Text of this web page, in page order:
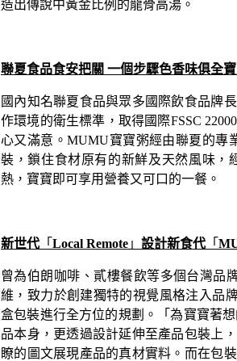
造出傳說中黃金比例的龍骨高湯。
聯夏食品食安把關 一個步驟色香味俱全寶
國內知名聯夏食品與眾多國際飲食品牌
作環境的衛生標準，取得國際FSSC
心又滿意。MUMU寶寶粥經由聯夏的專
裝，鎖住食材原有的新鮮及天然風味，
熱，寶寶即可享用營養又可口的一餐。
新世代 「 Local Remote 」 設計新食代 「
曾為伯朗咖啡、貳樓餐飲等多個台灣品
維，致力於創建獨特的視覺風格注入品
盒包裝進行全方位的規劃。
「為寶寶著
品本身，更透過設計延伸至產品包裝上
瞭的圖文展現產品的真材實料。而在包